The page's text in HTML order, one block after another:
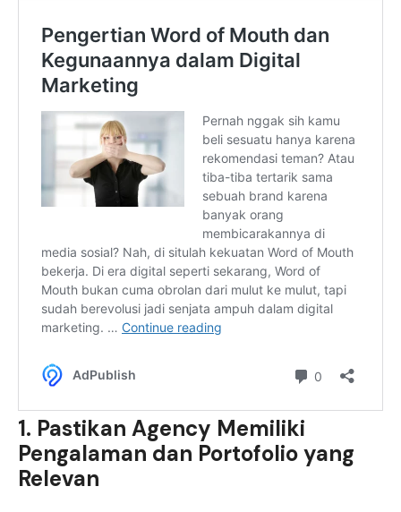
1. Pastikan Agency Memiliki
Pengalaman dan Portofolio yang
Relevan